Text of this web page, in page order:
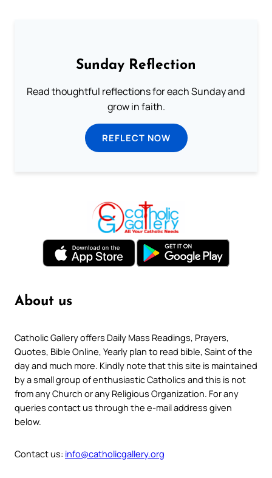
Sunday Reflection
Read thoughtful reflections for each Sunday and
grow in faith.
REFLECT NOW
About us
Catholic Gallery offers Daily Mass Readings, Prayers,
Quotes, Bible Online, Yearly plan to read bible, Saint of the
day and much more. Kindly note that this site is maintained
by a small group of enthusiastic Catholics and this is not
from any Church or any Religious Organization. For any
queries contact us through the e-mail address given
below.
Contact us: info@catholicgallery.org